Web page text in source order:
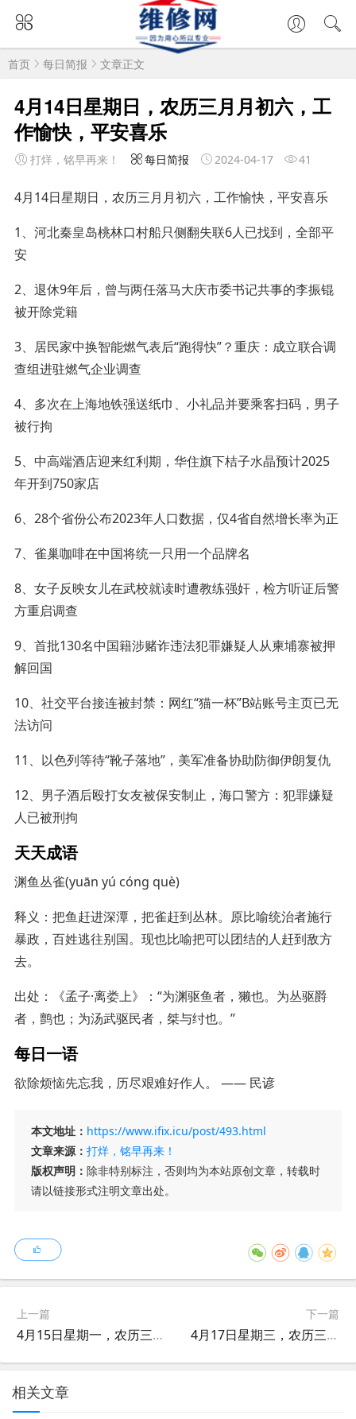
首页 每日简报 文章正文
4月14日星期日，农历三月月初六，工
作愉快，平安喜乐
打烊，铭早再来！ 每日简报 2024-04-17 41
4月14日星期日，农历三月月初六，工作愉快，平安喜乐
1、河北秦皇岛桃林口村船只侧翻失联6人已找到，全部平
安
2、退休9年后，曾与两任落马大庆市委书记共事的李振锟
被开除党籍
3、居民家中换智能燃气表后“跑得快”？重庆：成立联合调
查组进驻燃气企业调查
4、多次在上海地铁强送纸巾、小礼品并要乘客扫码，男子
被行拘
5、中高端酒店迎来红利期，华住旗下桔子水晶预计2025
年开到750家店
6、28个省份公布2023年人口数据，仅4省自然增长率为正
7、雀巢咖啡在中国将统一只用一个品牌名
8、女子反映女儿在武校就读时遭教练强奸，检方听证后警
方重启调查
9、首批130名中国籍涉赌诈违法犯罪嫌疑人从柬埔寨被押
解回国
10、社交平台接连被封禁：网红“猫一杯”B站账号主页已无
法访问
11、以色列等待“靴子落地”，美军准备协助防御伊朗复仇
12、男子酒后殴打女友被保安制止，海口警方：犯罪嫌疑
人已被刑拘
天天成语
渊鱼丛雀(yuān yú cóng què)
释义：把鱼赶进深潭，把雀赶到丛林。原比喻统治者施行
暴政，百姓逃往别国。现也比喻把可以团结的人赶到敌方
去。
出处：《孟子·离娄上》：“为渊驱鱼者，獭也。为丛驱爵
者，鹯也；为汤武驱民者，桀与纣也。”
每日一语
欲除烦恼先忘我，历尽艰难好作人。 —— 民谚
本文地址： https://www.ifix.icu/post/493.html
文章来源： 打烊，铭早再来！
版权声明： 除非特别标注，否则均为本站原创文章，转载时
请以链接形式注明文章出处。
上一篇
4月15日星期一，农历三月月初七，工作愉快，平安喜乐
下一篇
4月17日星期三，农历三月月初九，工作愉快，平安喜乐
相关文章